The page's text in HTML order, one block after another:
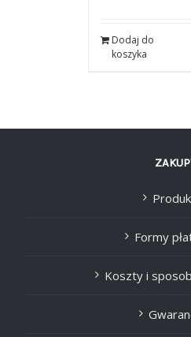
Dodaj do
koszyka
Formy
Koszty i